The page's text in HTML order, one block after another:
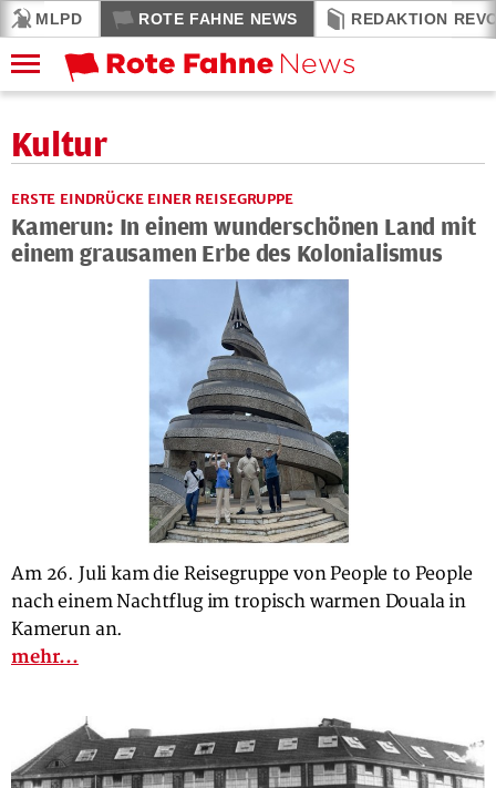
MLPD ROTE FAHNE NEWS REDAKTION
Kultur
ERSTE EINDRÜCKE EINER REISEGRUPPE
Kamerun: In einem wunderschönen Land mit
einem grausamen Erbe des Kolonialismus
Am 26. Juli kam die Reisegruppe von People to People
nach einem Nachtflug im tropisch warmen Douala in
Kamerun an.
mehr...